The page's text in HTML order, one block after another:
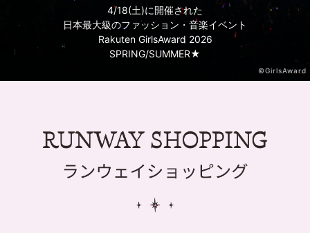
4/18(土)に開催された
日本最大級のファッション・音楽イベント
Rakuten GirlsAward 2026
SPRING/SUMMER★
©GirlsAward